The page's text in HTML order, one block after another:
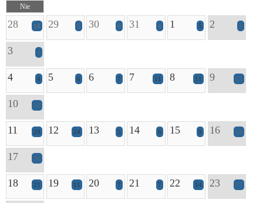
Nie
28 18 29 5 30 6 31 4 1 5 2 3
3 3
4 4 5 6 6 7 7 11 8 11 9 13
10 16
11 20 12 24 13 5 14 6 15 9 16 14
17 26
18 21 19 11 20 7 21 7 22 14 23 17